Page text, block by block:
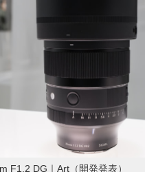
F1.2 DG｜Art（開発発表）